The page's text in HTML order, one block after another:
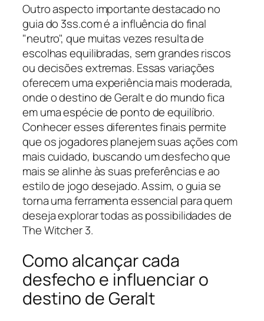
Outro aspecto importante destacado no
guia do 3ss.com é a influência do final
"neutro", que muitas vezes resulta de
escolhas equilibradas, sem grandes riscos
ou decisões extremas. Essas variações
oferecem uma experiência mais moderada,
onde o destino de Geralt e do mundo fica
em uma espécie de ponto de equilíbrio.
Conhecer esses diferentes finais permite
que os jogadores planejem suas ações com
mais cuidado, buscando um desfecho que
mais se alinhe às suas preferências e ao
estilo de jogo desejado. Assim, o guia se
torna uma ferramenta essencial para quem
deseja explorar todas as possibilidades de
The Witcher 3.
Como alcançar cada
desfecho e influenciar o
destino de Geralt